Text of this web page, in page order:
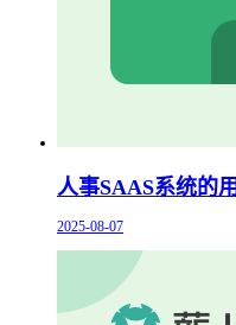
人事SAAS系统的
2025-08-07